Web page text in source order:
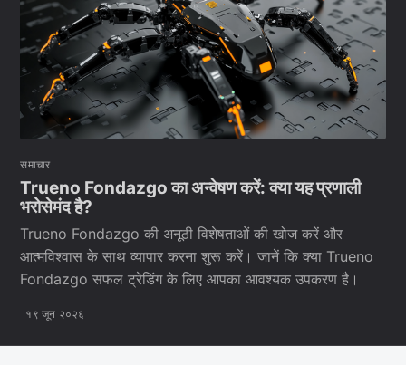
समाचार
Trueno Fondazgo का अन्वेषण करें: क्या यह प्रणाली
भरोसेमंद है?
Trueno Fondazgo की अनूठी विशेषताओं की खोज करें और
आत्मविश्वास के साथ व्यापार करना शुरू करें। जानें कि क्या Trueno
Fondazgo सफल ट्रेडिंग के लिए आपका आवश्यक उपकरण है।
१९ जून २०२६